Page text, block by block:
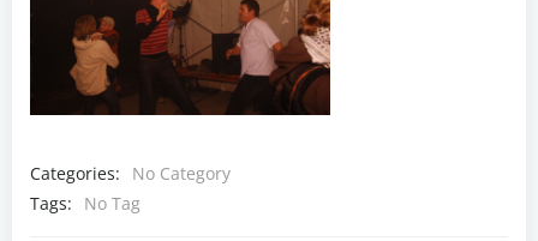
Categories:
No Category
Tags:
No Tag